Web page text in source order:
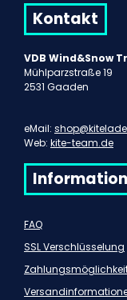
Kontakt
VDB Wind&Snow
Mühlparzstraße 19
2531 Gaaden
eMail:
Web: kite-team.de
FAQ
SSL Verschlüsselung